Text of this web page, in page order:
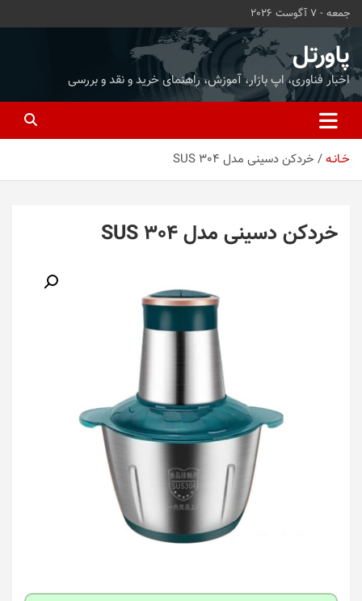
محتوا
بروید
جمعه - 7 آگوست 2026
پاورتل
اخبار فناوری، اپ بازار، آموزش، راهنمای خرید و نقد و بررسی
خـانـه خردکن دسینی مدل SUS 304
خردکن دسینی مدل SUS 304